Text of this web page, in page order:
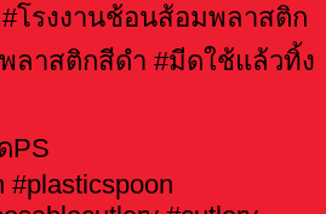
โรงงานช้อนส้อมพลาสติก
ลาสติกสีดำ #มีดใช้แล้วทิ้ง
PS
#plasticspoon